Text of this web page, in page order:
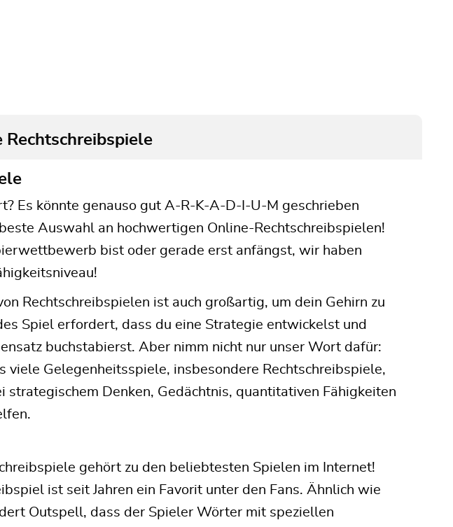
Rechtschreibspiele
Es könnte genauso gut A-R-K-A-D-I-U-M geschrieben
Auswahl an hochwertigen Online-Rechtschreibspielen!
bist oder gerade erst anfängst, wir haben
Rechtschreibspielen ist auch großartig, um dein Gehirn zu
Spiel erfordert, dass du eine Strategie entwickelst und
buchstabierst. Aber nimm nicht nur unser Wort dafür:
viele Gelegenheitsspiele, insbesondere Rechtschreibspiele,
Denken, Gedächtnis, quantitativen Fähigkeiten
gehört zu den beliebtesten Spielen im Internet!
ist seit Jahren ein Favorit unter den Fans. Ähnlich wie
Outspell, dass der Spieler Wörter mit speziellen